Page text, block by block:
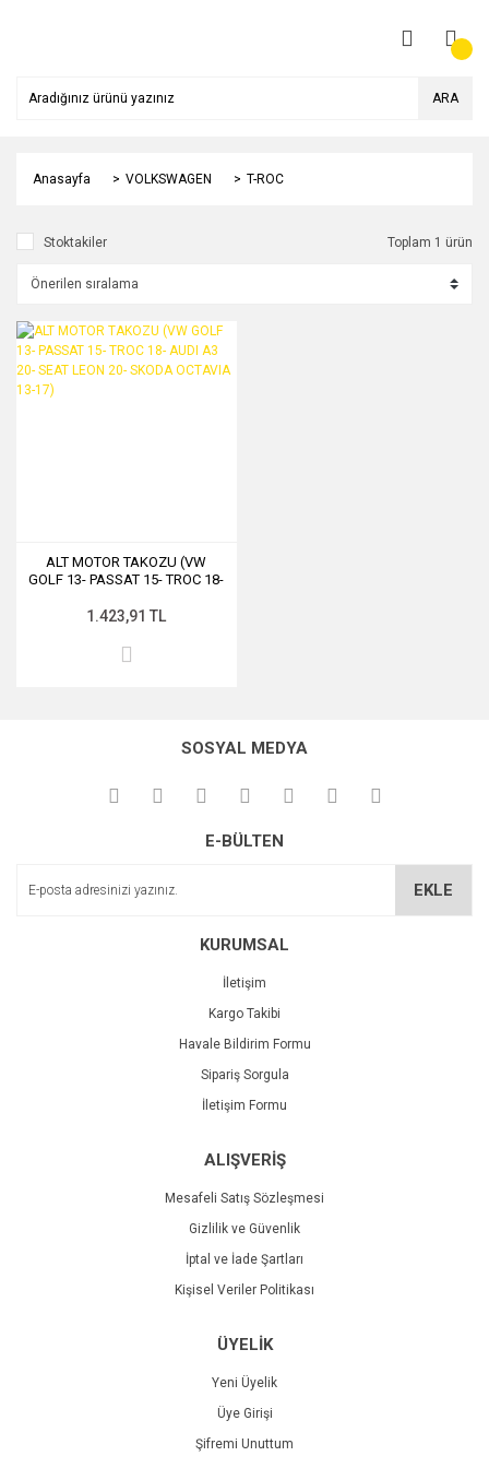
ARA
Anasayfa VOLKSWAGEN T-ROC
Stoktakiler Toplam 1 ürün
ALT MOTOR TAKOZU (VW
GOLF 13- PASSAT 15- TROC 18-
SKODA OCTAVIA 13-17)
1.423,91 TL
SOSYAL MEDYA
E-BÜLTEN
EKLE
KURUMSAL
İletişim
Kargo Takibi
Havale Bildirim Formu
Sipariş Sorgula
İletişim Formu
ALIŞVERİŞ
Mesafeli Satış Sözleşmesi
Gizlilik ve Güvenlik
İptal ve İade Şartları
Kişisel Veriler Politikası
ÜYELİK
Yeni Üyelik
Üye Girişi
Şifremi Unuttum